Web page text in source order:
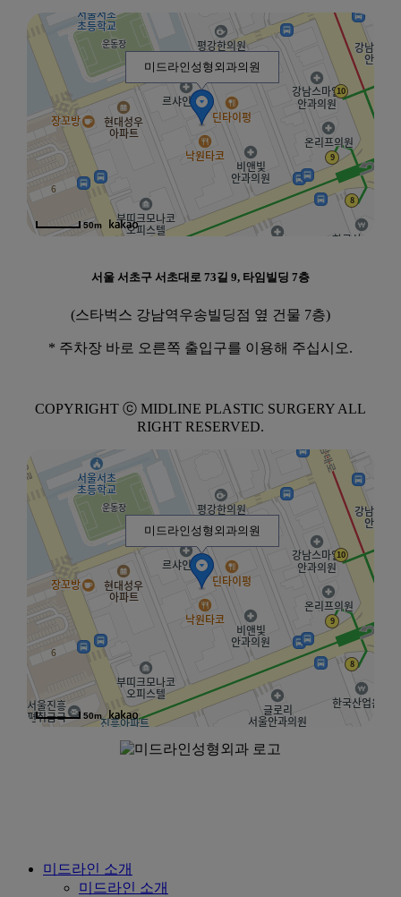
미드라인성형외과의원
50m
서울 서초구 서초대로 73길 9, 타임빌딩 7층
(스타벅스 강남역우송빌딩점 옆 건물 7층)
* 주차장 바로 오른쪽 출입구를 이용해 주십시오.
COPYRIGHT ⓒ MIDLINE PLASTIC SURGERY ALL
RIGHT RESERVED.
미드라인성형외과의원
50m
Close
미드라인 소개
미드라인 소개